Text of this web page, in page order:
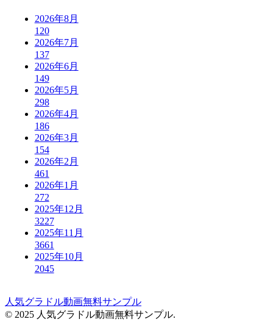
2026年8月
120
2026年7月
137
2026年6月
149
2026年5月
298
2026年4月
186
2026年3月
154
2026年2月
461
2026年1月
272
2025年12月
3227
2025年11月
3661
2025年10月
2045
人気グラドル動画無料サンプル
© 2025 人気グラドル動画無料サンプル.